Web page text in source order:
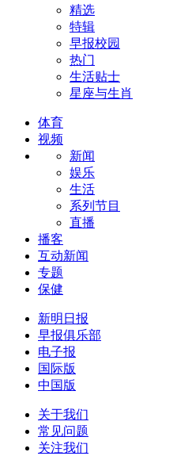
精选
特辑
早报校园
热门
生活贴士
星座与生肖
体育
视频
新闻
娱乐
生活
系列节目
直播
播客
互动新闻
专题
保健
新明日报
早报俱乐部
电子报
国际版
中国版
关于我们
常见问题
关注我们